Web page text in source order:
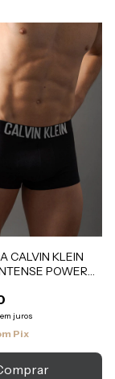
CALVIN KLEIN
POWER
juros
Pix